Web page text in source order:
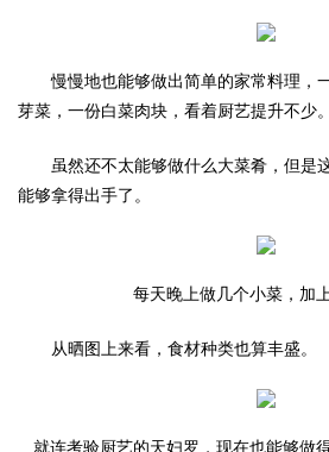
慢慢地也能够做出简单的家常料理，
芽菜，一份白菜肉块，看着厨艺提升不少。
虽然还不太能够做什么大菜肴，但是
能够拿得出手了。
每天晚上做几个小菜，加
从晒图上来看，食材种类也算丰盛。
就连考验厨艺的天妇罗，现在也能够做